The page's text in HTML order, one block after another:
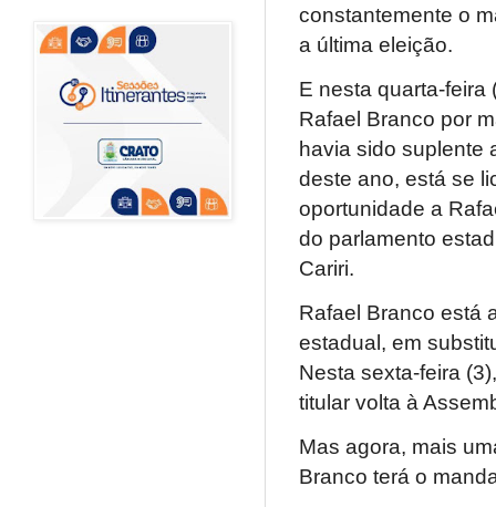
constantemente o
a última eleição.
E nesta quarta-feira
Rafael Branco por
havia sido suplente
deste ano, está se
oportunidade a
do parlamento
Cariri.
Rafael Branco está
estadual, em
Nesta sexta-feira
titular volta à
Mas agora, mais
Branco terá o